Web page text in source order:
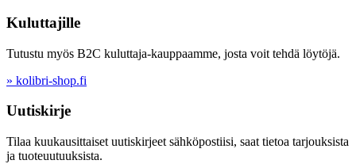
Kuluttajille
Tutustu myös B2C kuluttaja-kauppaamme, josta voit tehdä löytöjä.
» kolibri-shop.fi
Uutiskirje
Tilaa kuukausittaiset uutiskirjeet sähköpostiisi, saat tietoa tarjouksista
ja tuoteuutuuksista.